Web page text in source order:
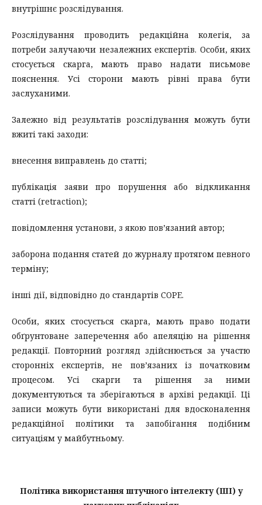
внутрішнє розслідування.
Розслідування проводить редакційна колегія, за
потреби залучаючи незалежних експертів. Особи, яких
стосується скарга, мають право надати письмове
пояснення. Усі сторони мають рівні права бути
заслуханими.
Залежно від результатів розслідування можуть бути
вжиті такі заходи:
внесення виправлень до статті;
публікація заяви про порушення або відкликання
статті (retraction);
повідомлення установи, з якою пов’язаний автор;
заборона подання статей до журналу протягом певного
терміну;
інші дії, відповідно до стандартів COPE.
Особи, яких стосується скарга, мають право подати
обґрунтоване заперечення або апеляцію на рішення
редакції. Повторний розгляд здійснюється за участю
сторонніх експертів, не пов’язаних із початковим
процесом. Усі скарги та рішення за ними
документуються та зберігаються в архіві редакції. Ці
записи можуть бути використані для вдосконалення
редакційної політики та запобігання подібним
ситуаціям у майбутньому.
Політика використання штучного інтелекту (ШІ) у